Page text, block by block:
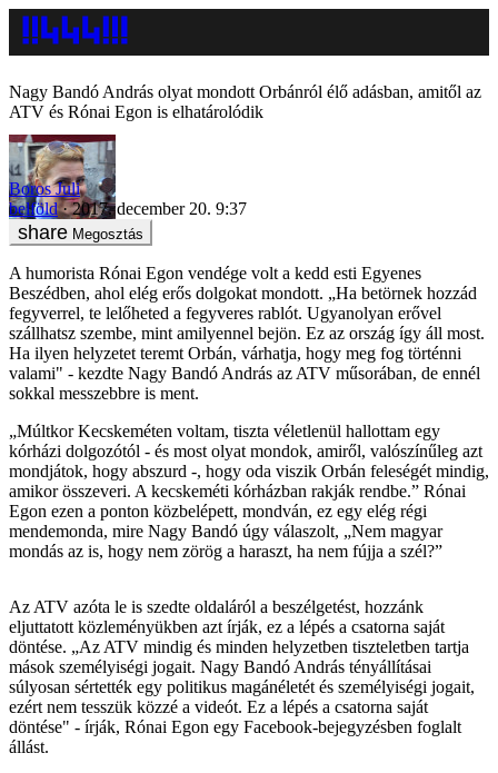
Nagy Bandó András olyat mondott Orbánról élő adásban, amitől az
ATV és Rónai Egon is elhatárolódik
Boros Juli
belföld
2017. december 20. 9:37
Megosztás
A humorista Rónai Egon vendége volt a kedd esti Egyenes
Beszédben, ahol elég erős dolgokat mondott. „Ha betörnek hozzád
fegyverrel, te lelőheted a fegyveres rablót. Ugyanolyan erővel
szállhatsz szembe, mint amilyennel bejön. Ez az ország így áll most.
Ha ilyen helyzetet teremt Orbán, várhatja, hogy meg fog történni
valami" - kezdte Nagy Bandó András az ATV műsorában, de ennél
sokkal messzebbre is ment.
„Múltkor Kecskeméten voltam, tiszta véletlenül hallottam egy
kórházi dolgozótól - és most olyat mondok, amiről, valószínűleg azt
mondjátok, hogy abszurd -, hogy oda viszik Orbán feleségét mindig,
amikor összeveri. A kecskeméti kórházban rakják rendbe.” Rónai
Egon ezen a ponton közbelépett, mondván, ez egy elég régi
mendemonda, mire Nagy Bandó úgy válaszolt, „Nem magyar
mondás az is, hogy nem zörög a haraszt, ha nem fújja a szél?”
Az ATV azóta le is szedte oldaláról a beszélgetést, hozzánk
eljuttatott közleményükben azt írják, ez a lépés a csatorna saját
döntése. „Az ATV mindig és minden helyzetben tiszteletben tartja
mások személyiségi jogait. Nagy Bandó András tényállításai
súlyosan sértették egy politikus magánéletét és személyiségi jogait,
ezért nem tesszük közzé a videót. Ez a lépés a csatorna saját
döntése" - írják, Rónai Egon egy Facebook-bejegyzésben foglalt
állást.